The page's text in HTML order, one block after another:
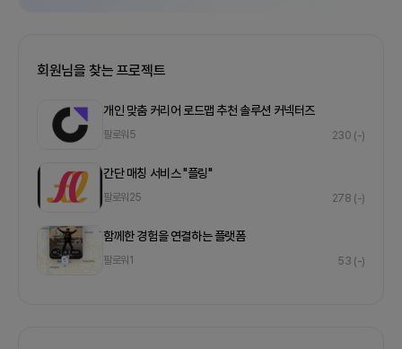
회원님을 찾는 프로젝트
개인 맞춤 커리어 로드맵 추천 솔루션 커넥터즈
팔로워 5 230 (-)
간단 매칭 서비스 "플링"
팔로워 25 278 (-)
함께한 경험을 연결하는 플랫폼
팔로워 1 53 (-)